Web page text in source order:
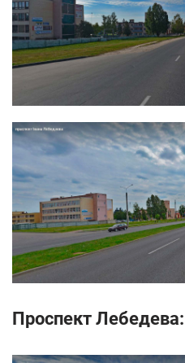
Проспект Лебедева: